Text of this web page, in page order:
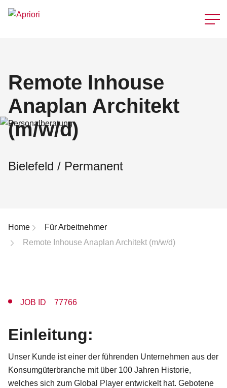
Remote Inhouse
Anaplan Architekt
(m/w/d)
Bielefeld / Permanent
Breadcrumb-Navigation
Home
Für Arbeitnehmer
Remote Inhouse Anaplan Architekt (m/w/d)
JOB ID 77766
Einleitung:
Unser Kunde ist einer der führenden Unternehmen aus der
Konsumgüterbranche mit über 100 Jahren Historie,
welches sich zum Global Player entwickelt hat. Gebotene